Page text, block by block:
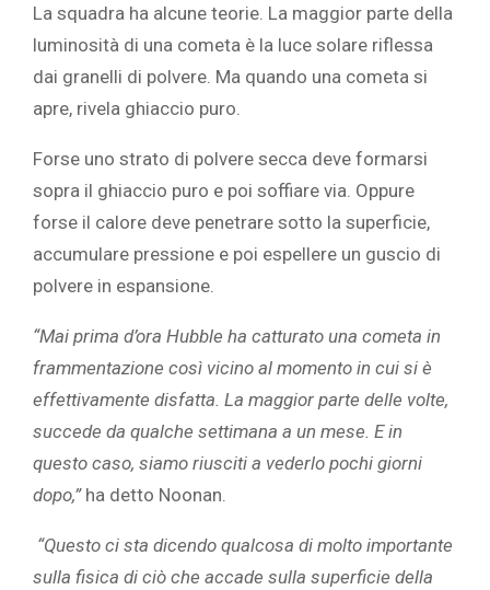
La squadra ha alcune teorie. La maggior parte della
luminosità di una cometa è la luce solare riflessa
dai granelli di polvere. Ma quando una cometa si
apre, rivela ghiaccio puro.
Forse uno strato di polvere secca deve formarsi
sopra il ghiaccio puro e poi soffiare via. Oppure
forse il calore deve penetrare sotto la superficie,
accumulare pressione e poi espellere un guscio di
polvere in espansione.
“Mai prima d’ora Hubble ha catturato una cometa in
frammentazione così vicino al momento in cui si è
effettivamente disfatta. La maggior parte delle volte,
succede da qualche settimana a un mese. E in
questo caso, siamo riusciti a vederlo pochi giorni
dopo,” ha detto Noonan.
“Questo ci sta dicendo qualcosa di molto importante
sulla fisica di ciò che accade sulla superficie della